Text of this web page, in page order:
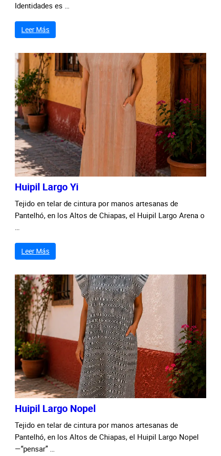
Identidades es …
Leer Más
Huipil Largo Yi
Tejido en telar de cintura por manos artesanas de
Pantelhó, en los Altos de Chiapas, el Huipil Largo Arena o
…
Leer Más
Huipil Largo Nopel
Tejido en telar de cintura por manos artesanas de
Pantelhó, en los Altos de Chiapas, el Huipil Largo Nopel
—“pensar” …